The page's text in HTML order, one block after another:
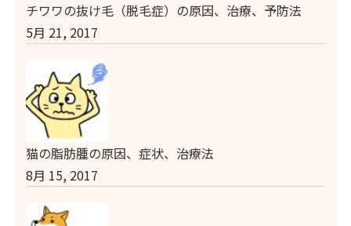
チワワの抜け毛（脱毛症）の原因、治療、予防法
5月 21, 2017
猫の脂肪腫の原因、症状、治療法
8月 15, 2017